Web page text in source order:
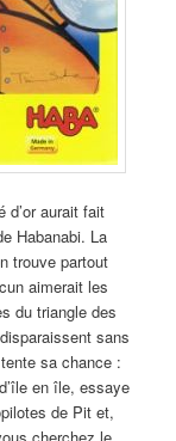
d’or aurait fait
Habanabi. La
trouve partout
aimerait les
du triangle des
sans
sa chance :
en île, essaye
de Pit et,